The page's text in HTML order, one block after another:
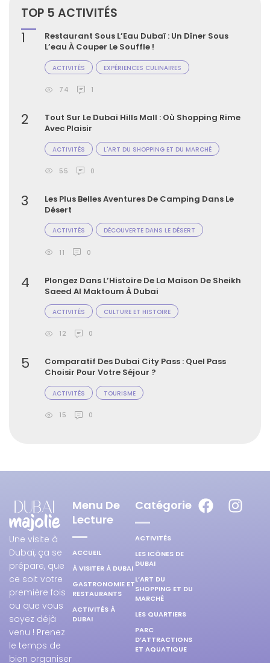
TOP 5 ACTIVITÉS
1
Restaurant Sous L’Eau Dubaï : Un Dîner Sous
L’eau À Couper Le Souffle !
ACTIVITÉS EXPÉRIENCES CULINAIRES
74 1
2
Tout Sur Le Dubai Hills Mall : Où Shopping Rime
Avec Plaisir
ACTIVITÉS L'ART DU SHOPPING ET DU MARCHÉ
55 0
3
Les Plus Belles Aventures De Camping Dans Le
Désert
ACTIVITÉS DÉCOUVERTE DANS LE DÉSERT
11 0
4
Plongez Dans L’Histoire De La Maison De Sheikh
Saeed Al Maktoum À Dubai
ACTIVITÉS CULTURE ET HISTOIRE
12 0
5
Comparatif Des Dubai City Pass : Quel Pass
Choisir Pour Votre Séjour ?
ACTIVITÉS TOURISME
15 0
Une visite à
Dubaï, ça se
prépare, que
ce soit votre
première fois
ou que vous
soyez déjà
venu ! Prenez
le temps de
bien organiser
Menu De
Lecture
ACCUEIL
À VISITER À DUBAI
GASTRONOMIE ET
RESTAURANTS
ACTIVITÉS À
DUBAI
Catégorie
ACTIVITÉS
LES ICÔNES DE
DUBAI
L’ART DU
SHOPPING ET DU
MARCHÉ
LES QUARTIERS
PARC
D’ATTRACTIONS
ET AQUATIQUE